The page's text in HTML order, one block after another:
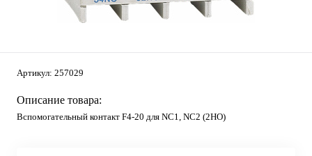
Артикул: 257029
Описание товара:
Вспомогательный контакт F4-20 для NC1, NC2 (2НО)